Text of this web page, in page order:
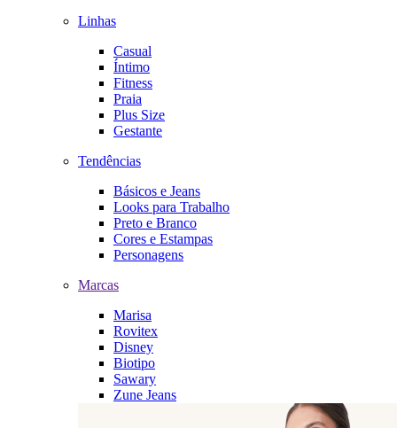
Linhas
Casual
Íntimo
Fitness
Praia
Plus Size
Gestante
Tendências
Básicos e Jeans
Looks para Trabalho
Preto e Branco
Cores e Estampas
Personagens
Marcas
Marisa
Rovitex
Disney
Biotipo
Sawary
Zune Jeans